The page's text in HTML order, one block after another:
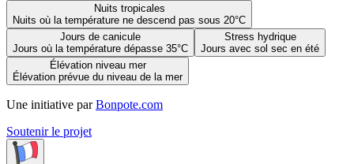
Nuits tropicales
Nuits où la température ne descend pas sous 20°C
Jours de canicule
Jours où la température dépasse 35°C
Stress hydrique
Jours avec sol sec en été
Élévation niveau mer
Élévation prévue du niveau de la mer
Une initiative par Bonpote.com
Soutenir le projet